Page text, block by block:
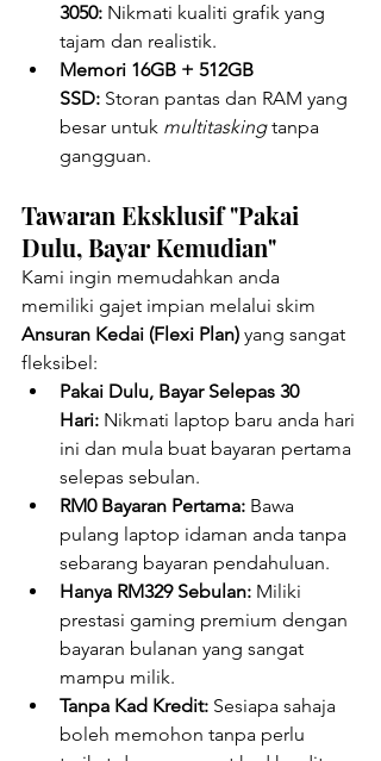
3050: Nikmati kualiti grafik yang
tajam dan realistik.
Memori 16GB + 512GB
SSD: Storan pantas dan RAM yang
besar untuk multitasking tanpa
gangguan.
Tawaran Eksklusif "Pakai
Dulu, Bayar Kemudian"
Kami ingin memudahkan anda
memiliki gajet impian melalui skim
Ansuran Kedai (Flexi Plan) yang sangat
fleksibel:
Pakai Dulu, Bayar Selepas 30
Hari: Nikmati laptop baru anda hari
ini dan mula buat bayaran pertama
selepas sebulan.
RM0 Bayaran Pertama: Bawa
pulang laptop idaman anda tanpa
sebarang bayaran pendahuluan.
Hanya RM329 Sebulan: Miliki
prestasi gaming premium dengan
bayaran bulanan yang sangat
mampu milik.
Tanpa Kad Kredit: Sesiapa sahaja
boleh memohon tanpa perlu